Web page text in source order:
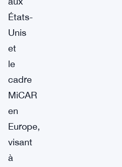
États-
Unis
et
le
cadre
MiCAR
en
Europe,
visant
à